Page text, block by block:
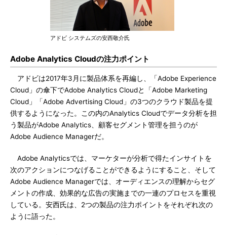
アドビ システムズの安西敬介氏
Adobe Analytics Cloudの注力ポイント
アドビは2017年3月に製品体系を再編し、「Adobe Experience
Cloud」の傘下でAdobe Analytics Cloudと「Adobe Marketing
Cloud」「Adobe Advertising Cloud」の3つのクラウド製品を提
供するようになった。この内のAnalytics Cloudでデータ分析を担
う製品がAdobe Analytics、顧客セグメント管理を担うのが
Adobe Audience Managerだ。
Adobe Analyticsでは、マーケターが分析で得たインサイトを
次のアクションにつなげることができるようにすること、そして
Adobe Audience Managerでは、オーディエンスの理解からセグ
メントの作成、効果的な広告の実施までの一連のプロセスを重視
している。安西氏は、2つの製品の注力ポイントをそれぞれ次の
ように語った。